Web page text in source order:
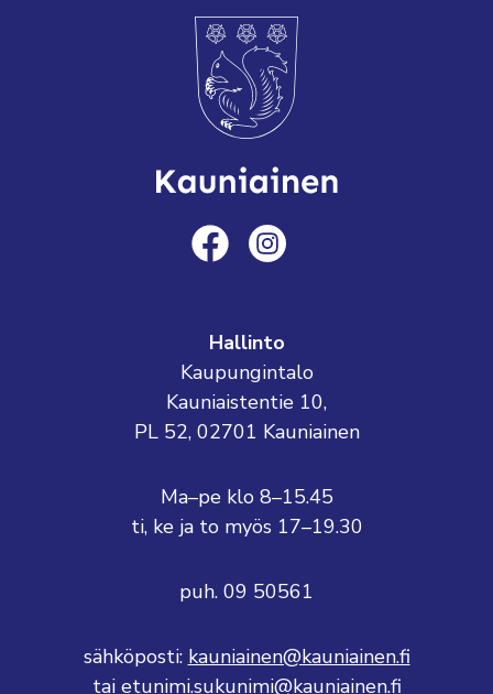
Hallinto
Kaupungintalo
Kauniaistentie 10,
PL 52, 02701 Kauniainen
Ma–pe klo 8–15.45
ti, ke ja to myös 17–19.30
puh. 09 50561
sähköposti: kauniainen@kauniainen.fi
tai etunimi.sukunimi@kauniainen.fi